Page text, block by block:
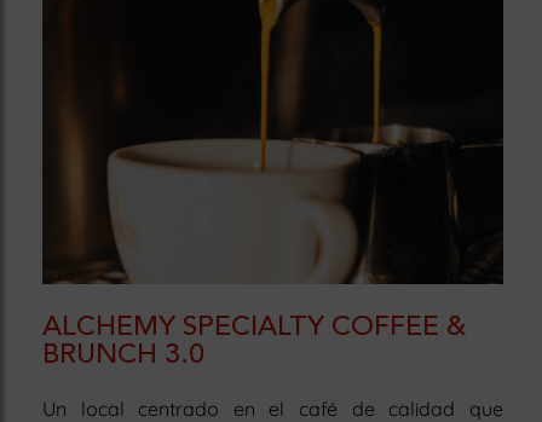
ALCHEMY SPECIALTY COFFEE &
BRUNCH 3.0
Un local centrado en el café de calidad que